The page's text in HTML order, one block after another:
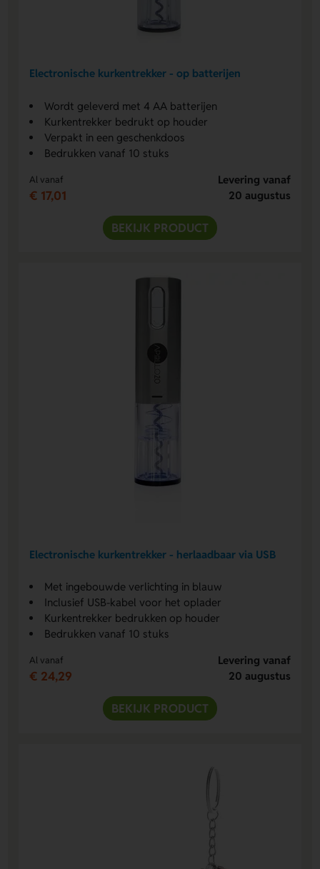
Electronische kurkentrekker - op batterijen
Wordt geleverd met 4 AA batterijen
Kurkentrekker bedrukt op houder
Verpakt in een geschenkdoos
Bedrukken vanaf 10 stuks
Al vanaf
€ 17,01
Levering vanaf
20 augustus
BEKIJK PRODUCT
Electronische kurkentrekker - herlaadbaar via USB
Met ingebouwde verlichting in blauw
Inclusief USB-kabel voor het oplader
Kurkentrekker bedrukken op houder
Bedrukken vanaf 10 stuks
Al vanaf
€ 24,29
Levering vanaf
20 augustus
BEKIJK PRODUCT